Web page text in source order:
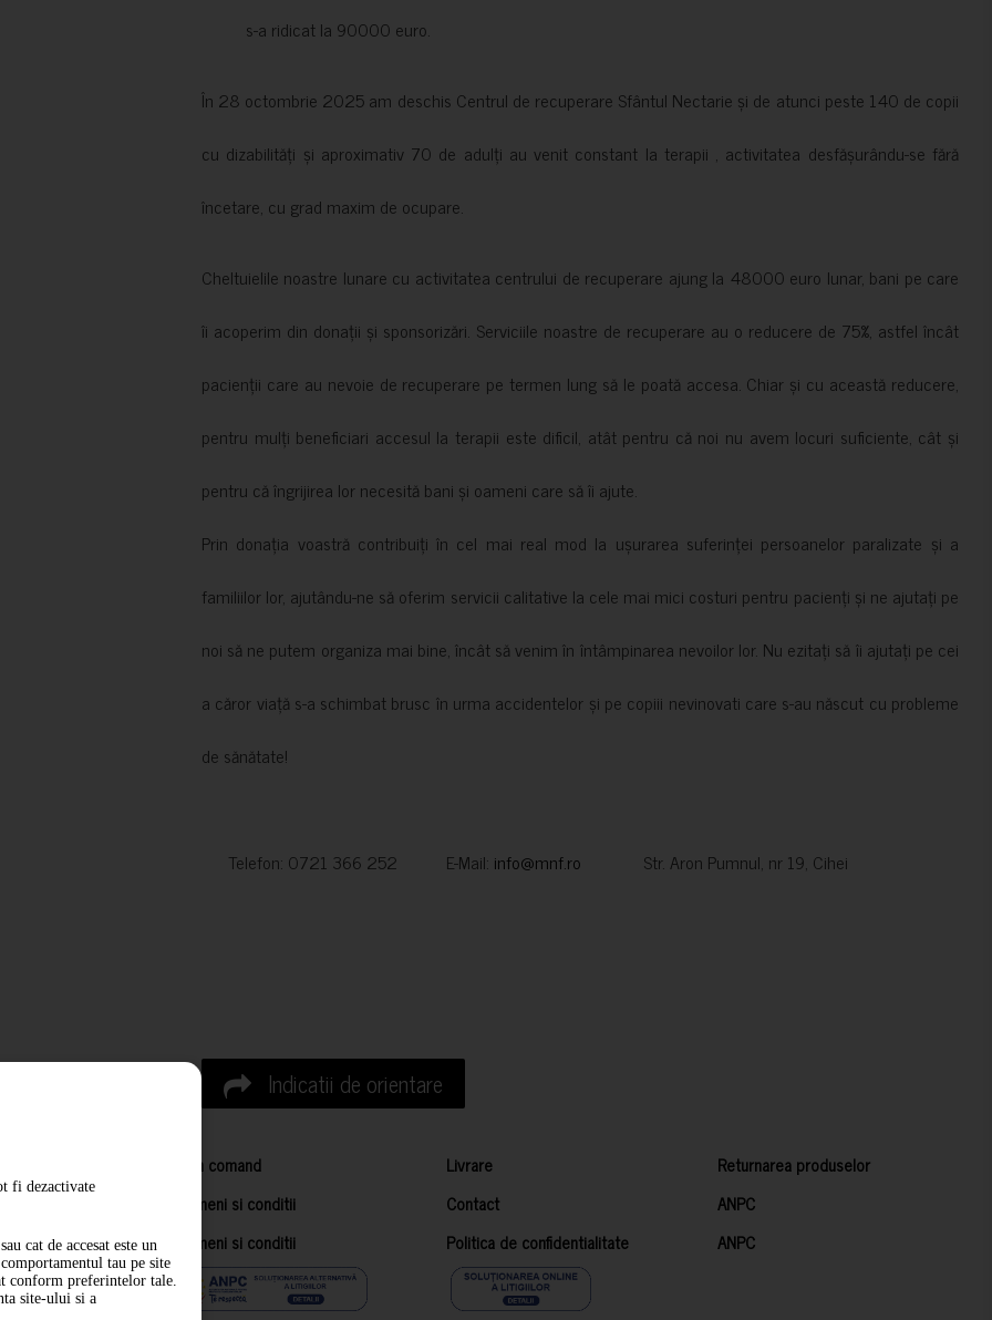
s-a ridicat la 90000 euro.
În 28 octombrie 2025 am deschis Centrul de recuperare Sfântul Nectarie și de atunci peste 140 de copii
cu dizabilități și aproximativ 70 de adulți au venit constant la terapii , activitatea desfășurându-se fără
încetare, cu grad maxim de ocupare.
Cheltuielile noastre lunare cu activitatea centrului de recuperare ajung la 48000 euro lunar, bani pe care
îi acoperim din donații și sponsorizări. Serviciile noastre de recuperare au o reducere de 75%, astfel încât
pacienții care au nevoie de recuperare pe termen lung să le poată accesa. Chiar și cu această reducere,
pentru mulți beneficiari accesul la terapii este dificil, atât pentru că noi nu avem locuri suficiente, cât și
pentru că îngrijirea lor necesită bani și oameni care să îi ajute.
Prin donația voastră contribuiți în cel mai real mod la ușurarea suferinței persoanelor paralizate și a
familiilor lor, ajutându-ne să oferim servicii calitative la cele mai mici costuri pentru pacienți și ne ajutați pe
noi să ne putem organiza mai bine, încât să venim în întâmpinarea nevoilor lor. Nu ezitați să îi ajutați pe cei
a căror viață s-a schimbat brusc în urma accidentelor și pe copiii nevinovati care s-au născut cu probleme
de sănătate!
Telefon: 0721 366 252 E-Mail: info@mnf.ro Str. Aron Pumnul, nr 19, Cihei
Indicatii de orientare
Cum comand Livrare
Returnarea produselor
Termeni si conditii
Contact
ANPC
Termeni si conditii
Politica de confidentialitate ANPC
fi dezactivate
cat de accesat este un
tau pe site
conform preferintelor tale.
site-ului si a